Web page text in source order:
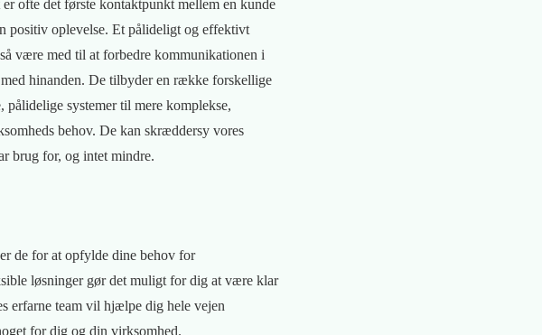
ofte det første kontaktpunkt mellem en kunde
positiv oplevelse. Et pålideligt og effektivt
være med til at forbedre kommunikationen i
hinanden. De tilbyder en række forskellige
systemer til mere komplekse,
behov. De kan skræddersy vores
brug for, og intet mindre.
de for at opfylde dine behov for
løsninger gør det muligt for dig at være klar
erfarne team vil hjælpe dig hele vejen
for dig og din virksomhed.